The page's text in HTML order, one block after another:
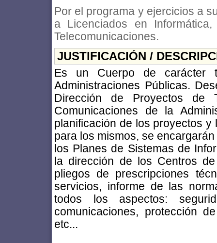
Por el programa y ejercicios a
a Licenciados en
Telecomunicaciones.
JUSTIFICACIÓN /
Es un Cuerpo de carácter
Administraciones Públicas.
Dirección de Proyectos de
Comunicaciones de la
planificación de los proyectos
para los mismos, se
los Planes de Sistemas de
la dirección de los Centros
pliegos de prescripciones
servicios, informe de las
todos los aspectos:
comunicaciones, protección
etc...